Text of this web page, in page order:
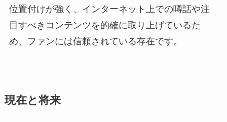
位置付けが強く、インターネット上での噂話や注
目すべきコンテンツを的確に取り上げているた
め、ファンには信頼されている存在です。
現在と将来